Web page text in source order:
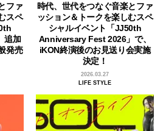
ファ
スペ
追加
発売
時代、世代をつなぐ音楽とファ
ッション＆トークを楽しむスペ
シャルイベント「JJ50th
Anniversary Fest 2026」で、
iKON終演後のお見送り会実施
決定！
2026.03.27
LIFE STYLE